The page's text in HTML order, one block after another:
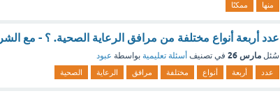
منها
ممكنًا
عدد أربعة أنواع مختلفة من مرافق الرعاية الصحية. ؟ - مع
سُئل مارس 26 في تصنيف أسئلة تعليمية بواسطة عبود
عدد أربعة أنواع مختلفة مرافق الرعاية الصحية